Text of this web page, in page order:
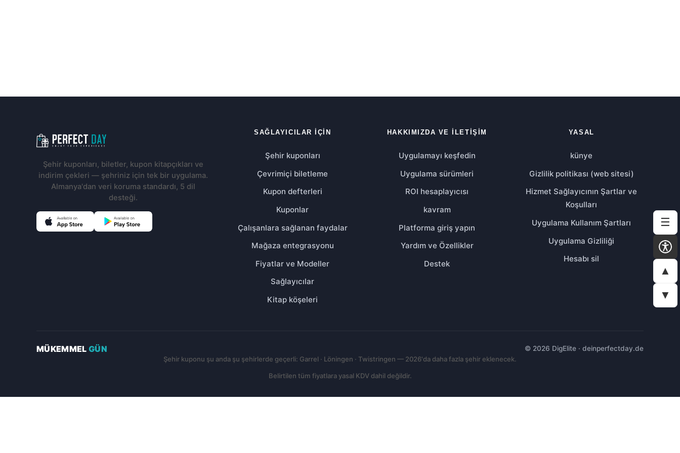
Altbilgi navigasyonu
Şehir kuponları, biletler, kupon kitapçıkları ve
indirim çekleri — şehriniz için tek bir uygulama.
Almanya'dan veri koruma standardı, 5 dil
desteği.
SAĞLAYICILAR IÇIN
Şehir kuponları
Çevrimiçi biletleme
Kupon defterleri
Kuponlar
Çalışanlara sağlanan faydalar
Mağaza entegrasyonu
Fiyatlar ve Modeller
Sağlayıcılar
Kitap köşeleri
HAKKIMIZDA VE İLETIŞIM
Uygulamayı keşfedin
Uygulama sürümleri
ROI hesaplayıcısı
kavram
Platforma giriş yapın
Yardım ve Özellikler
Destek
YASAL
künye
Gizlilik politikası (web sitesi)
Hizmet Sağlayıcının Şartlar ve
Koşulları
Uygulama Kullanım Şartları
Uygulama Gizliliği
Hesabı sil
MÜKEMMEL GÜN
© 2026 DigElite · deinperfectday.de
Şehir kuponu şu anda şu şehirlerde geçerli: Garrel · Löningen · Twistringen — 2026'da daha fazla şehir eklenecek.
Belirtilen tüm fiyatlara yasal KDV dahil değildir.
☰
▲
▼